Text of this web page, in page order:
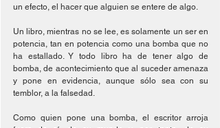
un efecto, el hacer que alguien se entere de algo.
Un libro, mientras no se lee, es solamente un ser en
potencia, tan en potencia como una bomba que no
ha estallado. Y todo libro ha de tener algo de
bomba, de acontecimiento que al suceder amenaza
y pone en evidencia, aunque sólo sea con su
temblor, a la falsedad.
Como quien pone una bomba, el escritor arroja